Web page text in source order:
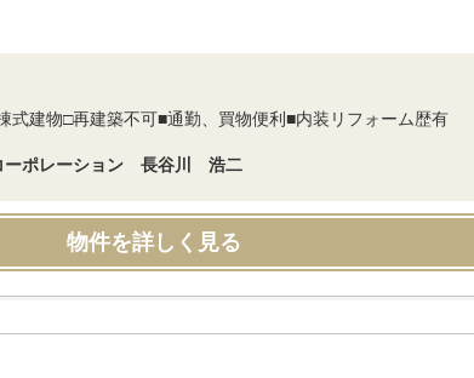
式建物□再建築不可■通勤、買物便利■内装リフォーム歴有
ーポレーション 長谷川 浩二
物件を詳しく見る